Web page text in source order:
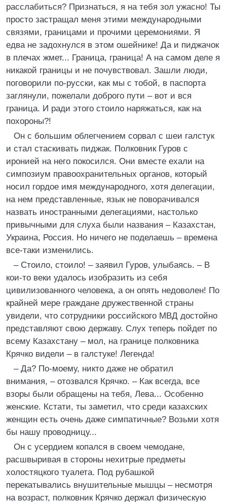
расслабиться? Признаться, я на тебя зол ужасно! Ты
просто застращал меня этими международными
связями, границами и прочими церемониями. Я
едва не задохнулся в этом ошейнике! Да и пиджачок
в плечах жмет... Граница, граница! А на самом деле я
никакой границы и не почувствовал. Зашли люди,
поговорили по-русски, как мы с тобой, в паспорта
заглянули, пожелали доброго пути – вот и вся
граница. И ради этого стоило наряжаться, как на
похороны?!
Он с большим облегчением сорвал с шеи галстук
и стал стаскивать пиджак. Полковник Гуров с
иронией на него покосился. Они вместе ехали на
симпозиум правоохранительных органов, который
носил гордое имя международного, хотя делегации,
на нем представленные, язык не поворачивался
назвать иностранными делегациями, настолько
привычными для слуха были названия – Казахстан,
Украина, Россия. Но ничего не поделаешь – времена
все-таки изменились.
– Стоило, стоило! – заявил Гуров, улыбаясь. – В
кои-то веки удалось изобразить из себя
цивилизованного человека, а он опять недоволен! По
крайней мере граждане дружественной страны
увидели, что сотрудники российского МВД достойно
представляют свою державу. Слух теперь пойдет по
всему Казахстану – мол, на границе полковника
Крячко видели – в галстуке! Легенда!
– Да? По-моему, никто даже не обратил
внимания, – отозвался Крячко. – Как всегда, все
взоры были обращены на тебя, Лева... Особенно
женские. Кстати, ты заметил, что среди казахских
женщин есть очень даже симпатичные? Возьми хотя
бы нашу проводницу...
Он с усердием копался в своем чемодане,
расшвыривая в стороны нехитрые предметы
холостяцкого туалета. Под рубашкой
перекатывались внушительные мышцы – несмотря
на возраст, полковник Крячко держал физическую